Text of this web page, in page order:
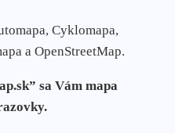
Cyklomapa,
a OpenStreetMap.
sa Vám mapa